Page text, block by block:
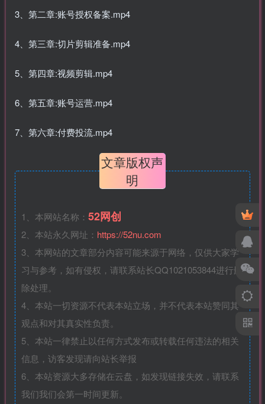
3、第二章:账号授权备案.mp4
4、第三章:切片剪辑准备.mp4
5、第四章:视频剪辑.mp4
6、第五章:账号运营.mp4
7、第六章:付费投流.mp4
文章版权声
明
1、本网站名称： 52网创
2、本站永久网址： https://52nu.com
3、本网站的文章部分内容可能来源于网络，仅供大家学
习与参考，如有侵权，请联系站长QQ1021053844进行删
除处理。
4、本站一切资源不代表本站立场，并不代表本站赞同其
观点和对其真实性负责。
5、本站一律禁止以任何方式发布或转载任何违法的相关
信息，访客发现请向站长举报
6、本站资源大多存储在云盘，如发现链接失效，请联系
我们我们会第一时间更新。